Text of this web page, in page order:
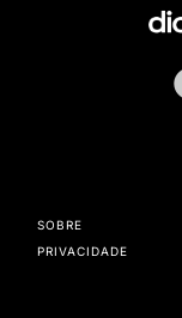
SOBRE
PRIVACIDADE